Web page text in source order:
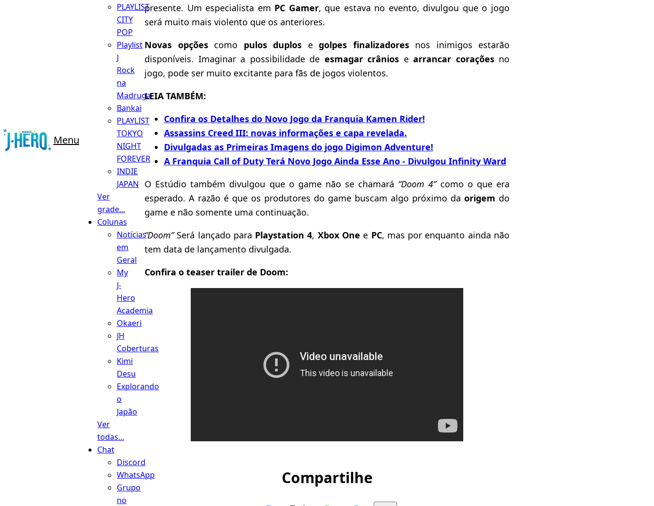
Menu
PLAYLIST
CITY
POP
Playlist
J
Rock
na
Madruga
Bankai
PLAYLIST
TOKYO
NIGHT
FOREVER
INDIE
JAPAN
Ver
grade...
Colunas
Notícias
em
Geral
My
J-
Hero
Academia
Okaeri
JH
Coberturas
Kimi
Desu
Explorando
o
Japão
Ver
todas...
Chat
Discord
WhatsApp
Grupo
no
presente. Um especialista em PC Gamer, que estava no evento, divulgou que o jogo
será muito mais violento que os anteriores.
Novas opçõescomo pulos duplos e golpes finalizadoresnos inimigos estarão
disponíveis. Imaginar a possibilidade de esmagar crânios e arrancar coraçõesno
jogo, pode ser muito excitante para fãs de jogos violentos.
LEIA TAMBÉM:
Confira os Detalhes do Novo Jogo da Franquia Kamen Rider!
Assassins Creed III: novas informações e capa revelada.
Divulgadas as Primeiras Imagens do jogo Digimon Adventure!
A Franquia Call of Duty Terá Novo Jogo Ainda Esse Ano - Divulgou Infinity Ward
O Estúdio também divulgou que o game não se chamará “Doom 4”como o que era
esperado. A razão é que os produtores do game buscam algo próximo da origem do
game e não somente uma continuação.
“Doom”Será lançado para Playstation 4, Xbox One e PC, mas por enquanto ainda não
tem data de lançamento divulgada.
Confira o teaser trailer de Doom:
Compartilhe